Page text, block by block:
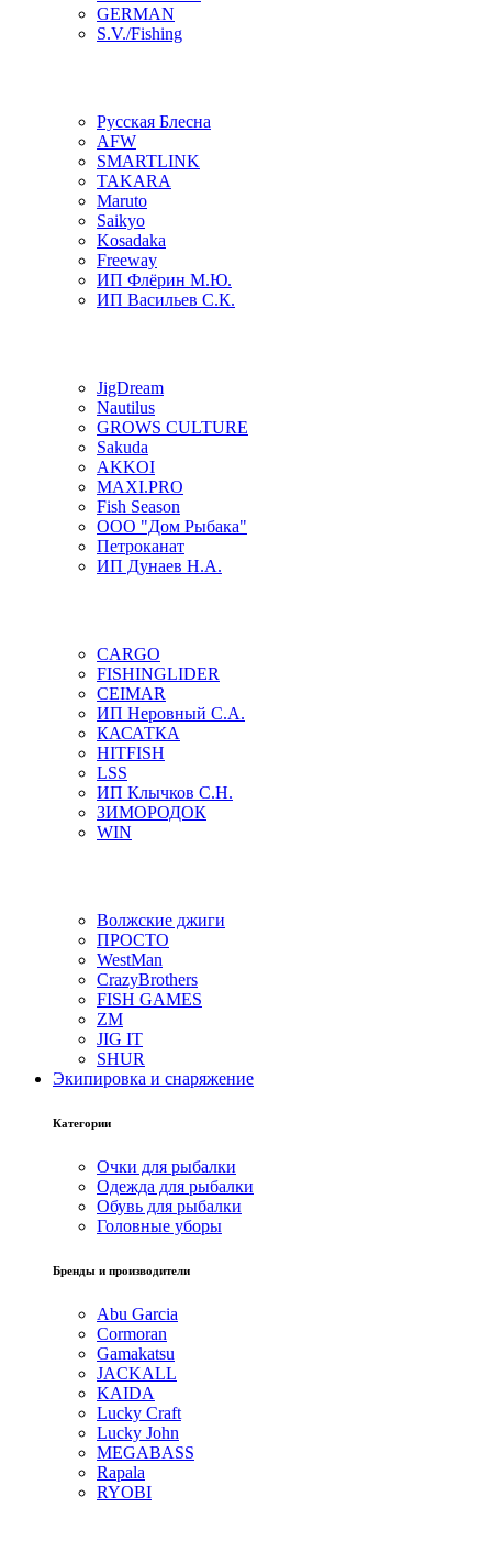
GERMAN
S.V./Fishing
Русская Блесна
AFW
SMARTLINK
TAKARA
Maruto
Saikyo
Kosadaka
Freeway
ИП Флёрин М.Ю.
ИП Васильев С.К.
JigDream
Nautilus
GROWS CULTURE
Sakuda
AKKOI
MAXI.PRO
Fish Season
ООО "Дом Рыбака"
Петроканат
ИП Дунаев Н.А.
CARGO
FISHINGLIDER
CEIMAR
ИП Неровный С.А.
КАСАТКА
HITFISH
LSS
ИП Клычков С.Н.
ЗИМОРОДОК
WIN
Волжские джиги
ПРОСТО
WestMan
CrazyBrothers
FISH GAMES
ZM
JIG IT
SHUR
Экипировка и снаряжение
Категории
Очки для рыбалки
Одежда для рыбалки
Обувь для рыбалки
Головные уборы
Бренды и производители
Abu Garcia
Cormoran
Gamakatsu
JACKALL
KAIDA
Lucky Craft
Lucky John
MEGABASS
Rapala
RYOBI